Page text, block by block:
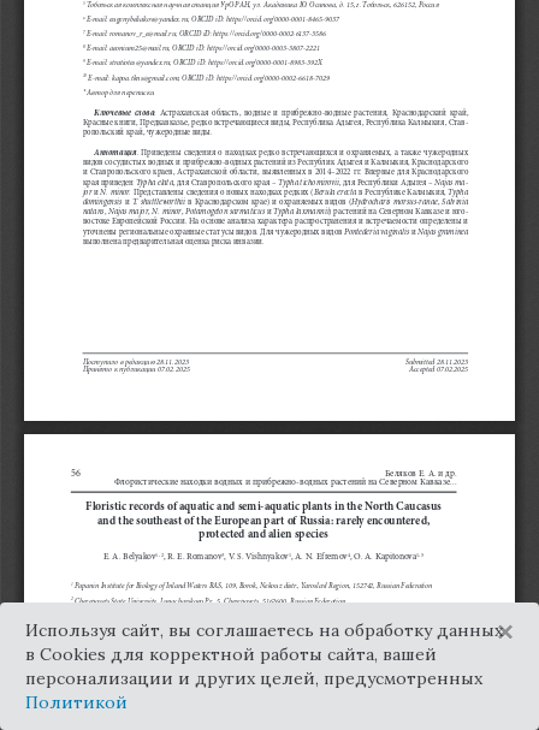
Используя сайт, вы соглашаетесь на обработку данных
в Cookies для корректной работы сайта, вашей
персонализации и других целей, предусмотренных
Политикой
×